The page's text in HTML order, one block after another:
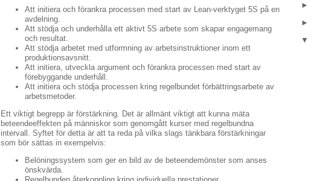
Att initiera och förankra processen med start av Lean-verktyget 5S på en
avdelning.
Att stödja och underhålla ett aktivt 5S arbete som skapar engagemang
och resultat.
Att stödja arbetet med utformning av arbetsinstruktioner inom ett
produktionsavsnitt.
Att initiera, utveckla argument och förankra processen med start av
förebyggande underhåll.
Att initiera och stödja processen kring regelbundet förbättringsarbete av
arbetsmetoder.
Ett viktigt begrepp är förstärkning. Det är allmänt viktigt att kunna mäta
beteendeeffekten på människor som genomgått kurser med regelbundna
intervall. Syftet för detta är att ta reda på vilka slags tänkbara förstärkningar
som bör sättas in exempelvis:
Belöningssystem som ger en bild av de beteendemönster som anses
önskvärda.
►
►
▼